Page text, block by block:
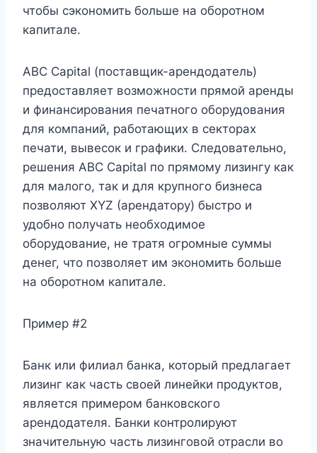
чтобы сэкономить больше на оборотном
капитале.
ABC Capital (поставщик-арендодатель)
предоставляет возможности прямой аренды
и финансирования печатного оборудования
для компаний, работающих в секторах
печати, вывесок и графики. Следовательно,
решения ABC Capital по прямому лизингу как
для малого, так и для крупного бизнеса
позволяют XYZ (арендатору) быстро и
удобно получать необходимое
оборудование, не тратя огромные суммы
денег, что позволяет им экономить больше
на оборотном капитале.
Пример #2
Банк или филиал банка, который предлагает
лизинг как часть своей линейки продуктов,
является примером банковского
арендодателя. Банки контролируют
значительную часть лизинговой отрасли во